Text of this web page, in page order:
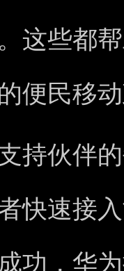
这些都
便民移
持伙伴
快速接
功，华